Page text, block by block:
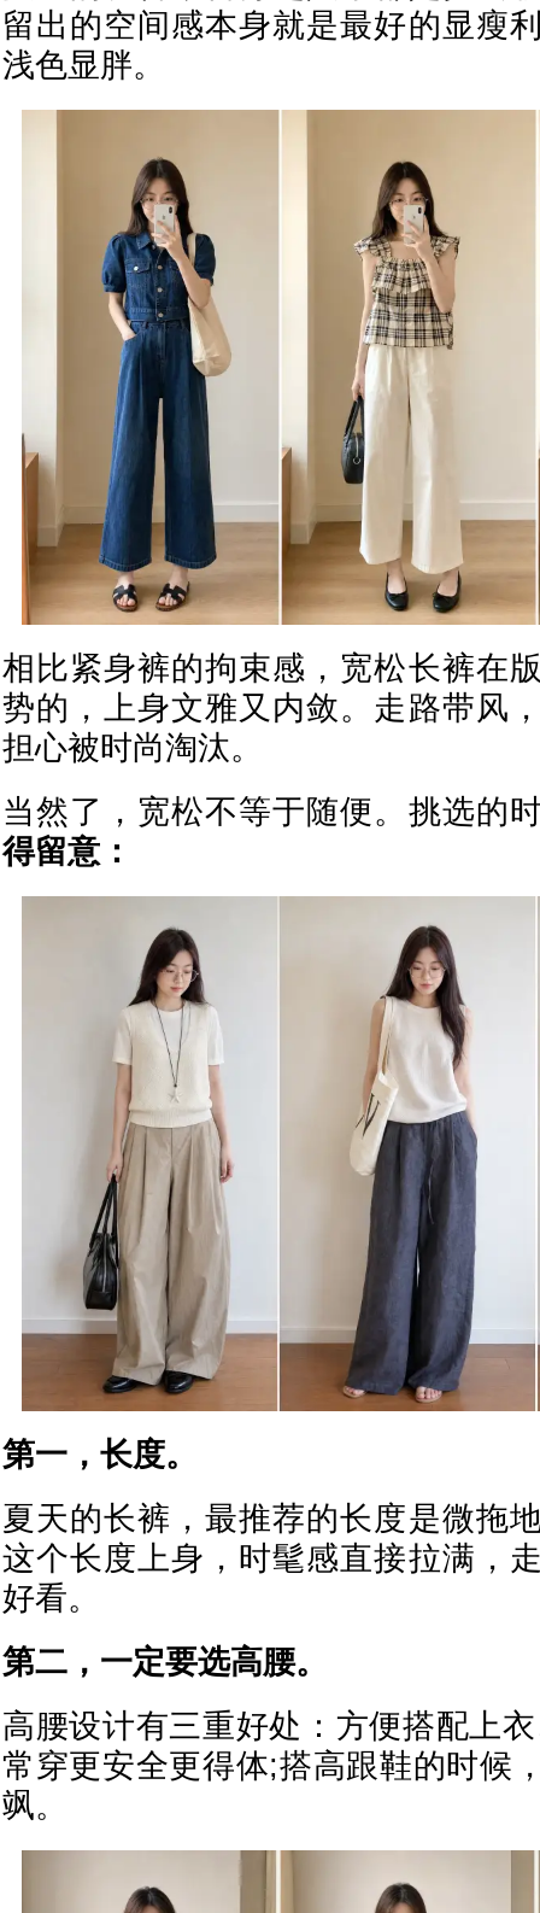
留出的空间感本身就是最好的显瘦
浅色显胖。
相比紧身裤的拘束感，宽松长裤在
势的，上身文雅又内敛。走路带风
担心被时尚淘汰。
当然了，宽松不等于随便。挑选的
得留意：
第一，长度。
夏天的长裤，最推荐的长度是微拖
这个长度上身，时髦感直接拉满，
好看。
第二，一定要选高腰。
高腰设计有三重好处：方便搭配上
常穿更安全更得体;搭高跟鞋的时候
飒。